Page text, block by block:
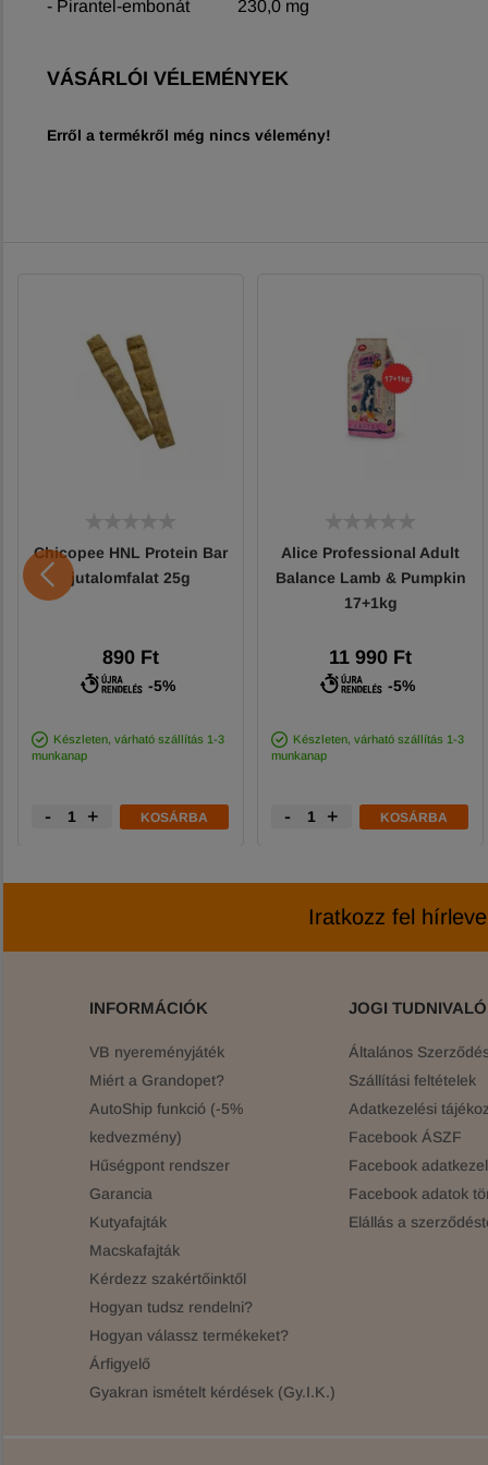
- Pirantel-embonát 230,0 mg
VÁSÁRLÓI VÉLEMÉNYEK
Erről a termékről még nincs vélemény!
Chicopee HNL Protein Bar
jutalomfalat 25g
890 Ft
-5%
Készleten, várható szállítás 1-3
munkanap
- + KOSÁRBA
Alice Professional Adult
Balance Lamb & Pumpkin
17+1kg
11 990 Ft
-5%
Készleten, várható szállítás 1-3
munkanap
- + KOSÁRBA
Iratkozz fel
INFORMÁCIÓK
VB nyereményjáték
Miért a Grandopet?
AutoShip funkció (-5%
kedvezmény)
Hűségpont rendszer
Garancia
Kutyafajták
Macskafajták
Kérdezz szakértőinktől
Hogyan tudsz rendelni?
Hogyan válassz termékeket?
Árfigyelő
Gyakran ismételt kérdések (Gy.I.K.)
JOGI
Általános
Szállítási feltételek
Adatkezelési
Facebook ÁSZF
Facebook
Facebook adatok
Elállás a